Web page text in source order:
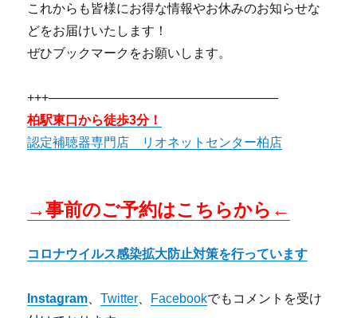
これからも皆様にお得な情報やお休みのお知らせな
どをお届けいたします！
ぜひブックマークをお願いします。
+++——————————————————
柏駅東口から徒歩3分！
認定補聴器専門店 リオネットセンター柏店
→事前のご予約はこちらから←
コロナウイルス感染拡大防止対策を行っています
Instagram 、Twitter Facebookでもコメントを受け